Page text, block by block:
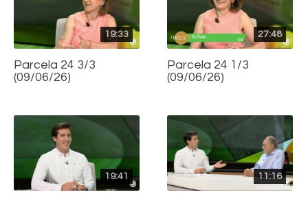
19:33
Parcela 24 3/3
(09/06/26)
27:48
Parcela 24 1/3
(09/06/26)
19:41 11:16